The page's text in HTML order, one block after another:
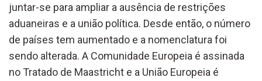
juntar-se para ampliar a ausência de restrições
aduaneiras e a união política. Desde então, o número
de países tem aumentado e a nomenclatura foi
sendo alterada. A Comunidade Europeia é assinada
no Tratado de Maastricht e a União Europeia é